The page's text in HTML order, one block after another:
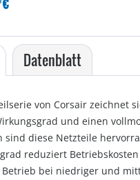
Datenblatt
von Corsair zeichnet
und einen
sind diese Netzteile
reduziert
bei niedriger und